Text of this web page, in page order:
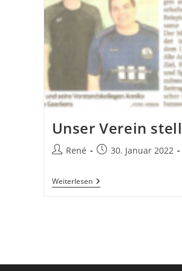
Unser Verein
Beitrags-
René
Beitrag30. Januar 2022
WeiterlesenUnser
Verein